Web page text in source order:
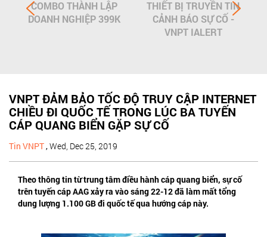
COMBO THÀNH LẬP
DOANH NGHIỆP 399K
THIẾT BỊ TRUYỀN TIN
CẢNH BÁO SỰ CỐ -
VNPT IALERT
VNPT ĐẢM BẢO TỐC ĐỘ TRUY CẬP INTERNET
CHIỀU ĐI QUỐC TẾ TRONG LÚC BA TUYẾN
CÁP QUANG BIỂN GẶP SỰ CỐ
Tin VNPT,Wed, Dec 25, 2019
Theo thông tin từ trung tâm điều hành cáp quang biển, sự cố
trên tuyến cáp AAG xảy ra vào sáng 22-12 đã làm mất tổng
dung lượng 1.100 GB đi quốc tế qua hướng cáp này.